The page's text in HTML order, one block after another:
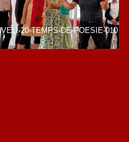
VELI-20-TEMPS-DE-POESIE-010